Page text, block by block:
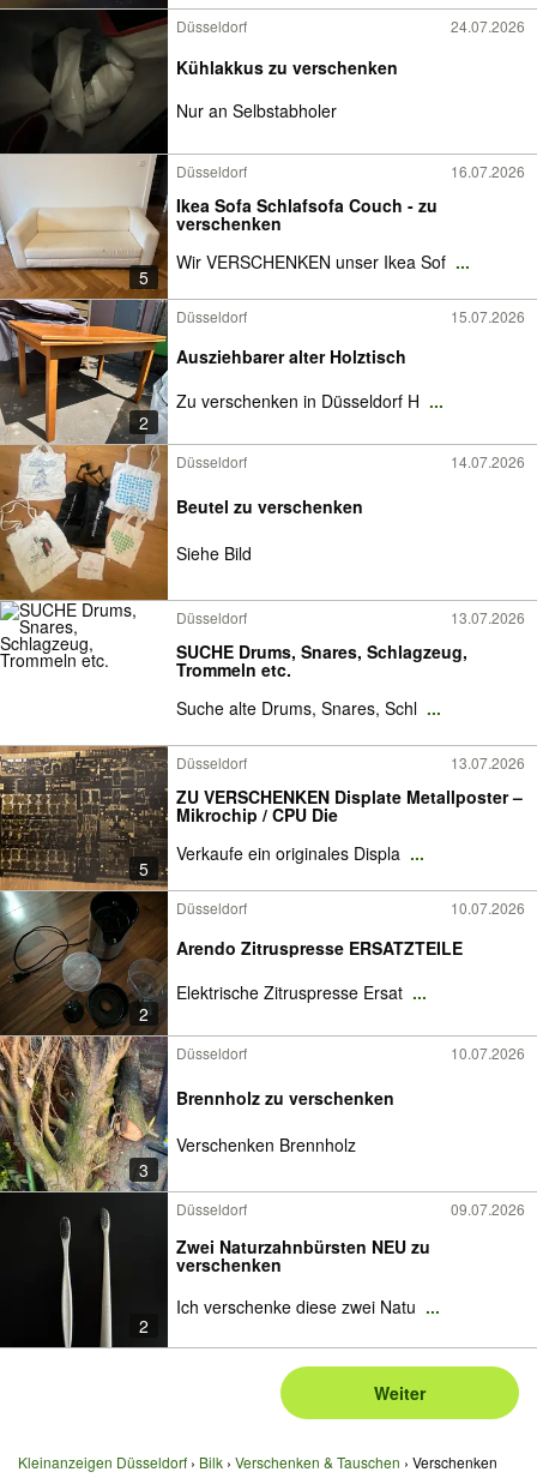
Düsseldorf 24.07.2026
Kühlakkus zu verschenken
Nur an Selbstabholer
5
Düsseldorf 16.07.2026
Ikea Sofa Schlafsofa Couch - zu
verschenken
Wir VERSCHENKEN unser Ikea Sof ...
2
Düsseldorf 15.07.2026
Ausziehbarer alter Holztisch
Zu verschenken in Düsseldorf H ...
Düsseldorf 14.07.2026
Beutel zu verschenken
Siehe Bild
Düsseldorf 13.07.2026
SUCHE Drums, Snares, Schlagzeug,
Trommeln etc.
Suche alte Drums, Snares, Schl ...
5
Düsseldorf 13.07.2026
ZU VERSCHENKEN Displate Metallposter –
Mikrochip / CPU Die
Verkaufe ein originales Displa ...
2
Düsseldorf 10.07.2026
Arendo Zitruspresse ERSATZTEILE
Elektrische Zitruspresse Ersat ...
3
Düsseldorf 10.07.2026
Brennholz zu verschenken
Verschenken Brennholz
2
Düsseldorf 09.07.2026
Zwei Naturzahnbürsten NEU zu
verschenken
Ich verschenke diese zwei Natu ...
Weiter
Kleinanzeigen Düsseldorf Bilk Verschenken & Tauschen Verschenken